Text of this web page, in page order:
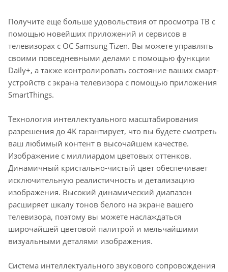
Получите еще больше удовольствия от просмотра ТВ с
помощью новейших приложений и сервисов в
телевизорах с ОС Samsung Tizen. Вы можете управлять
своими повседневными делами с помощью функции
Daily+, а также контролировать состояние ваших смарт-
устройств с экрана телевизора с помощью приложения
SmartThings.
Технология интеллектуального масштабирования
разрешения до 4K гарантирует, что вы будете смотреть
ваш любимый контент в высочайшем качестве.
Изображение с миллиардом цветовых оттенков.
Динамичный кристально-чистый цвет обеспечивает
исключительную реалистичность и детализацию
изображения. Высокий динамический диапазон
расширяет шкалу тонов белого на экране вашего
телевизора, поэтому вы можете наслаждаться
широчайшей цветовой палитрой и мельчайшими
визуальными деталями изображения.
Система интеллектуального звукового сопровождения